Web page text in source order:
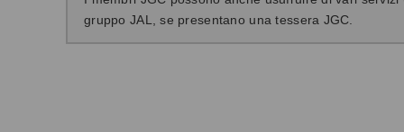
gruppo JAL, se presentano una tessera JGC.